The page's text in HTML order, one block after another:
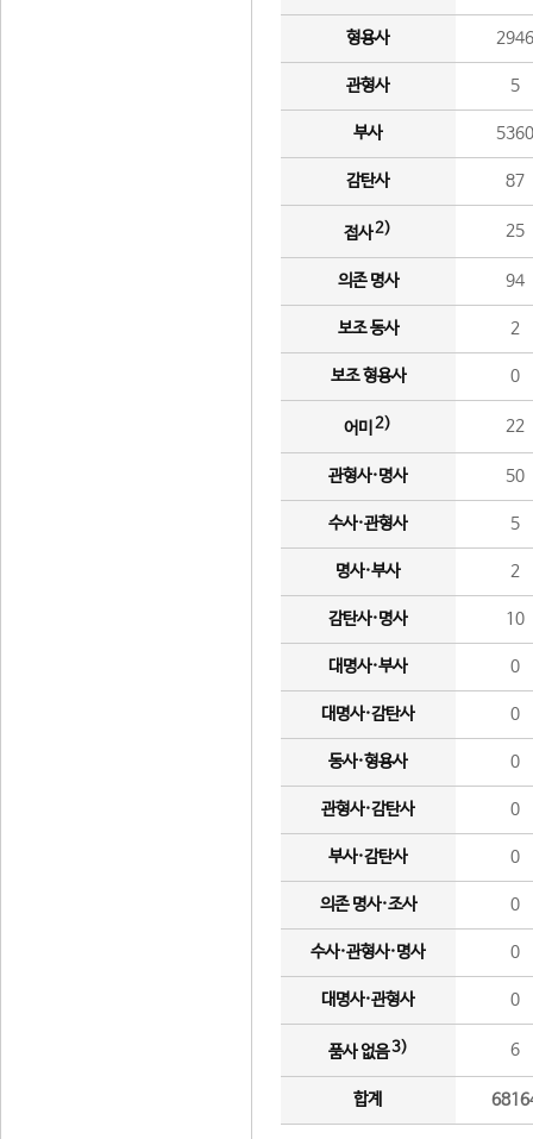
형용사 2946
관형사 5
부사 5360
감탄사 87
접사2) 25
의존 명사 94
보조 동사 2
보조 형용사 0
어미 2) 22
관형사·명사 50
수사·관형사 5
명사·부사 2
감탄사·명사 10
대명사·부사 0
대명사·감탄사 0
동사·형용사 0
관형사·감탄사 0
부사·감탄사 0
의존 명사·조사 0
수사·관형사·명사 0
대명사·관형사 0
품사 없음3) 6
합계